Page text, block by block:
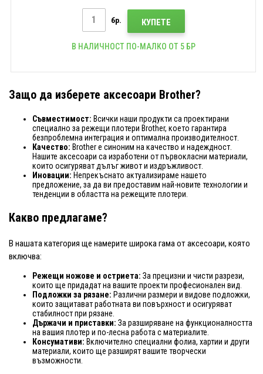
бр. КУПЕТЕ
В НАЛИЧНОСТ ПО-МАЛКО ОТ 5 БР
Защо да изберете аксесоари Brother?
Съвместимост: Всички наши продукти са проектирани
специално за режещи плотери Brother, което гарантира
безпроблемна интеграция и оптимална производителност.
Качество: Brother е синоним на качество и надеждност.
Нашите аксесоари са изработени от първокласни материали,
които осигуряват дълъг живот и издръжливост.
Иновации: Непрекъснато актуализираме нашето
предложение, за да ви предоставим най-новите технологии и
тенденции в областта на режещите плотери.
Какво предлагаме?
В нашата категория ще намерите широка гама от аксесоари, която
включва:
Режещи ножове и остриета: За прецизни и чисти разрези,
които ще придадат на вашите проекти професионален вид.
Подложки за рязане: Различни размери и видове подложки,
които защитават работната ви повърхност и осигуряват
стабилност при рязане.
Държачи и приставки: За разширяване на функционалността
на вашия плотер и по-лесна работа с материалите.
Консумативи: Включително специални фолиа, хартии и други
материали, които ще разширят вашите творчески
възможности.